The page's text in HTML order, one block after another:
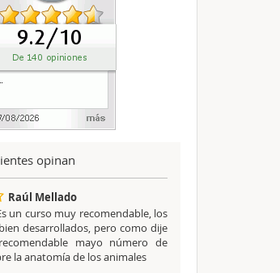
opinan
Raúl Mellado
un curso muy recomendable, los
desarrollados, pero como dije
mayo número de
la anatomía de los animales